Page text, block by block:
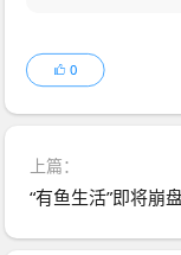
0
上篇：